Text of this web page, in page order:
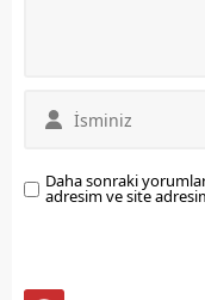
Daha sonraki
adresim ve site